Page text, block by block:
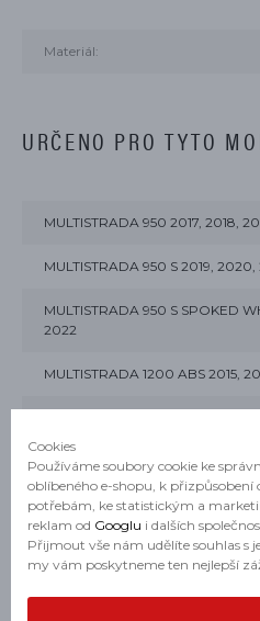
Materiál:
URČENO PRO TYTO
MULTISTRADA 950 2017, 2018,
MULTISTRADA 950 S 2019, 2020,
MULTISTRADA 950 S SPOKED
2022
MULTISTRADA 1200 ABS 2015,
MULTISTRADA 1200 S D-AIR
MULTISTRADA 1200 S PIKES
MULTISTRADA 1260 ABS 2018,
MULTISTRADA 1260 S ABS 2018,
Cookies
Používáme soubory cookie ke
oblíbeného e-shopu, k přizpůsobení
potřebám, ke statistickým a
reklam od Googlu i dalších
Přijmout vše nám udělíte souhlas s
my vám poskytneme ten nejlepší